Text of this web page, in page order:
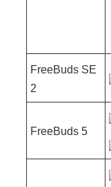
FreeBuds SE
2
FreeBuds 5